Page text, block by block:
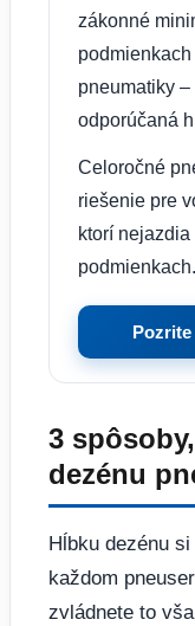
zákonné
pneumatiky
odporúčaná
Celoročné
riešenie pre
ktorí
podmienkach.
3
dezénu
Hĺbku dezénu
každom
zvládnete to